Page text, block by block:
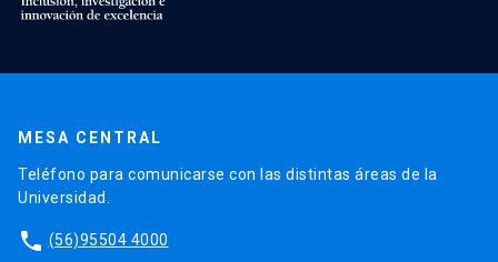
MESA CENTRAL
Teléfono para comunicarse con las distintas áreas de la
Universidad.
phone (56)95504 4000